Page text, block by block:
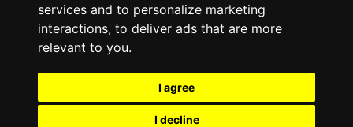
services and to personalize marketing
interactions, to deliver ads that are more
relevant to you.
I agree
I decline